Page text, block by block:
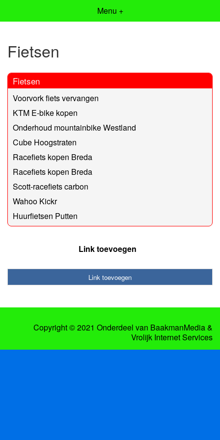
Menu +
Fietsen
Fietsen
Voorvork fiets vervangen
KTM E-bike kopen
Onderhoud mountainbike Westland
Cube Hoogstraten
Racefiets kopen Breda
Racefiets kopen Breda
Scott-racefiets carbon
Wahoo Kickr
Huurfietsen Putten
Link toevoegen
Link toevoegen
Copyright © 2021 Onderdeel van BaakmanMedia&
Vrolijk Internet Services